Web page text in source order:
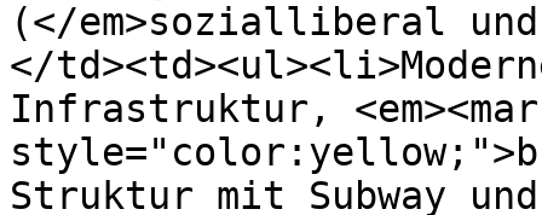
(</em>sozialliberal
</
Infrastruktur,
Struktur mit Subway und